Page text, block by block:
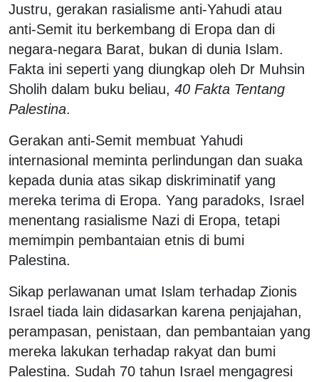
Justru, gerakan rasialisme anti-Yahudi atau
anti-Semit itu berkembang di Eropa dan di
negara-negara Barat, bukan di dunia Islam.
Fakta ini seperti yang diungkap oleh Dr Muhsin
Sholih dalam buku beliau, 40 Fakta Tentang
Palestina.
Gerakan anti-Semit membuat Yahudi
internasional meminta perlindungan dan suaka
kepada dunia atas sikap diskriminatif yang
mereka terima di Eropa. Yang paradoks, Israel
menentang rasialisme Nazi di Eropa, tetapi
memimpin pembantaian etnis di bumi
Palestina.
Sikap perlawanan umat Islam terhadap Zionis
Israel tiada lain didasarkan karena penjajahan,
perampasan, penistaan, dan pembantaian yang
mereka lakukan terhadap rakyat dan bumi
Palestina. Sudah 70 tahun Israel mengagresi